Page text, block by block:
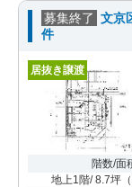
募集終了 文京
件
居抜き譲渡
階数/面
地上1階/ 8.7坪（